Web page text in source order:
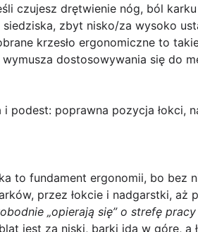
czujesz drętwienie nóg, ból
zbyt nisko/za wysoko
krzesło ergonomiczne to
dostosowywania się do
podest: poprawna pozycja łokci,
to fundament ergonomii, bo bez
przez łokcie i nadgarstki,
„opierają się” o strefę pracy
jest za niski, barki idą w górę, a